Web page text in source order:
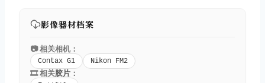
影像器材档案
📷 相关相机：
Contax G1 Nikon FM2
🎞️ 相关胶片 ：